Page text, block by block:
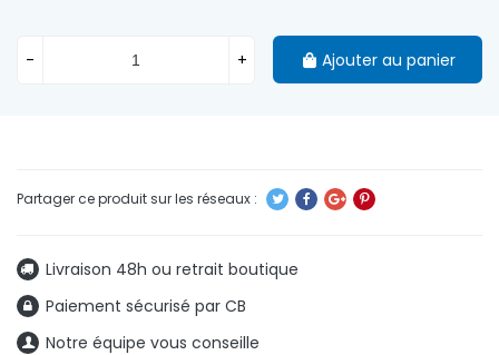
Livraison 48h ou retrait boutique
Paiement sécurisé par CB
Notre équipe vous conseille
- + Ajouter au panier